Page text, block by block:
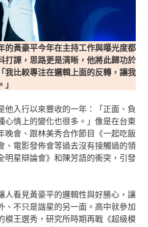
的黃豪平今年在主持工作與曝光度都
打諢，思路更是清晰，他將此歸功於
我比較專注在邏輯上面的反轉，讓我
他入行以來豐收的一年：「正面、負
心情上的變化也很多。」像是在台東
晚會、跟林美秀合作節目《一起吃飯
、電影發佈會等過去沒有接觸過的領
明星辯論會》和陳芳語的衝突，引發
人看見黃豪平的邏輯性與好勝心，讓
、不只是諧星的另一面。高中就參加
模王選秀，研究所時期再戰《超級模